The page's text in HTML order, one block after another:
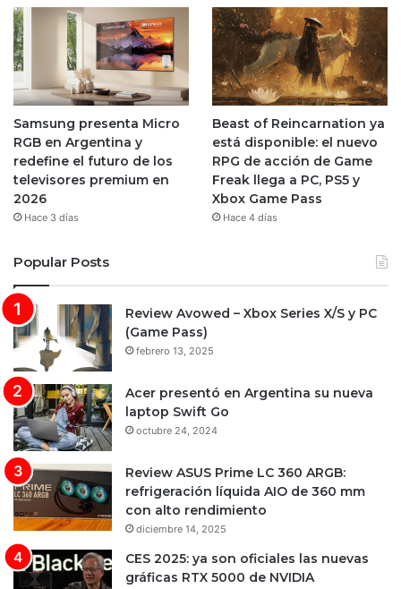
Samsung presenta Micro
RGB en Argentina y
redefine el futuro de los
televisores premium en
2026
Hace 3 días
Beast of Reincarnation ya
está disponible: el nuevo
RPG de acción de Game
Freak llega a PC, PS5 y
Xbox Game Pass
Hace 4 días
Popular Posts
Review Avowed – Xbox Series X/S y PC
(Game Pass)
febrero 13, 2025
Acer presentó en Argentina su nueva
laptop Swift Go
octubre 24, 2024
Review ASUS Prime LC 360 ARGB:
refrigeración líquida AIO de 360 mm
con alto rendimiento
diciembre 14, 2025
CES 2025: ya son oficiales las nuevas
gráficas RTX 5000 de NVIDIA